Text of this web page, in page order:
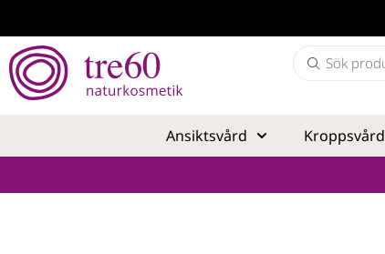
Ansiktsvård Kroppsvård